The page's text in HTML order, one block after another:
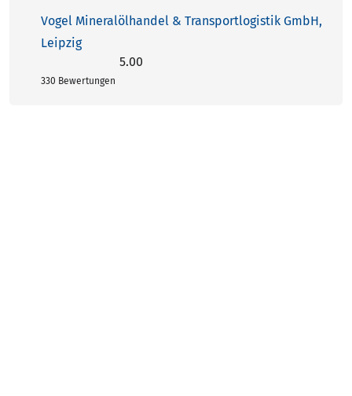
Vogel Mineralölhandel & Transportlogistik GmbH,
Leipzig
5.00
5.00 von 5 Sternen
330 Bewertungen